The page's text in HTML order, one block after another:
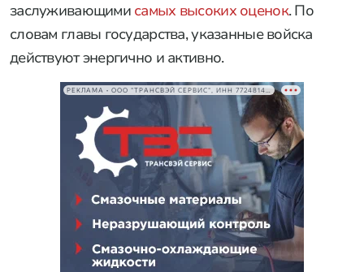
заслуживающими самых высоких оценок. По
словам главы государства, указанные войска
действуют энергично и активно.